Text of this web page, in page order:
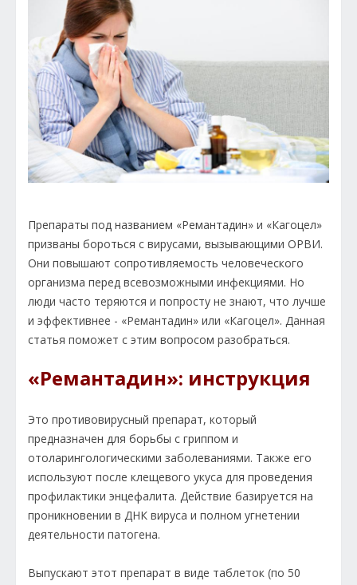
Препараты под названием «Ремантадин» и «Кагоцел»
призваны бороться с вирусами, вызывающими ОРВИ.
Они повышают сопротивляемость человеческого
организма перед всевозможными инфекциями. Но
люди часто теряются и попросту не знают, что лучше
и эффективнее - «Ремантадин» или «Кагоцел». Данная
статья поможет с этим вопросом разобраться.
«Ремантадин»: инструкция
Это противовирусный препарат, который
предназначен для борьбы с гриппом и
отоларингологическими заболеваниями. Также его
используют после клещевого укуса для проведения
профилактики энцефалита. Действие базируется на
проникновении в ДНК вируса и полном угнетении
деятельности патогена.
Выпускают этот препарат в виде таблеток (по 50